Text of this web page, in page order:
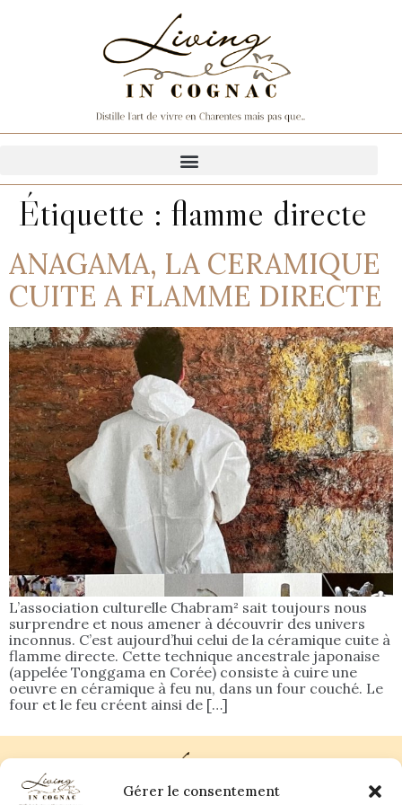
Gérer le consentement
Étiquette : flamme directe
ANAGAMA, LA CERAMIQUE
CUITE A FLAMME DIRECTE
L’association culturelle Chabram² sait toujours nous
surprendre et nous amener à découvrir des univers
inconnus. C’est aujourd’hui celui de la céramique cuite à
flamme directe. Cette technique ancestrale japonaise
(appelée Tonggama en Corée) consiste à cuire une
oeuvre en céramique à feu nu, dans un four couché. Le
four et le feu créent ainsi de […]